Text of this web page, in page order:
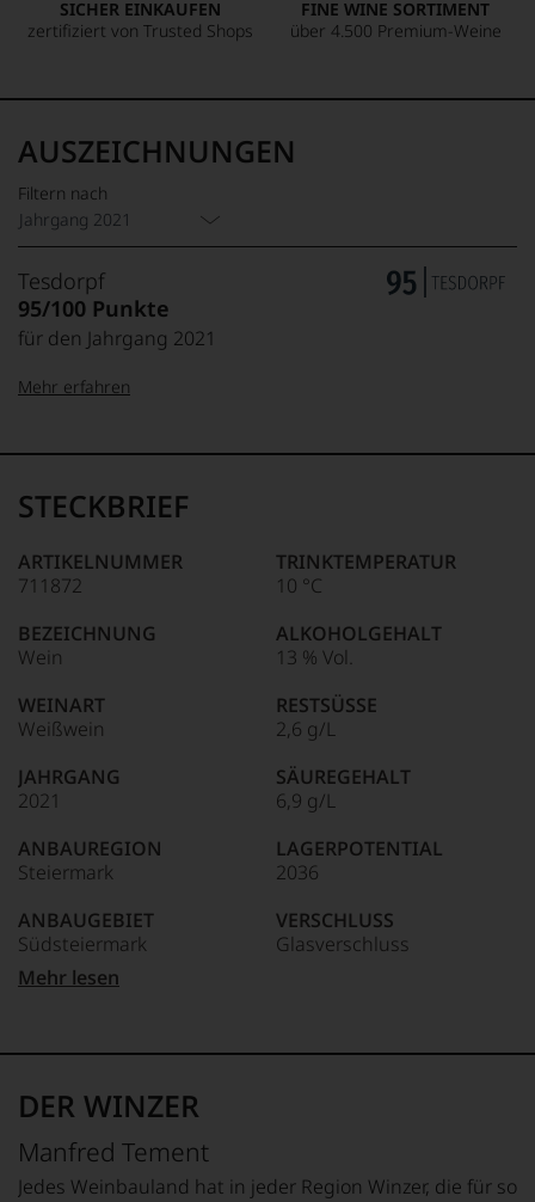
SICHER EINKAUFEN
zertifiziert von Trusted Shops
FINE WINE SORTIMENT
über 4.500 Premium-Weine
AUSZEICHNUNGEN
Filtern nach
Jahrgang 2021
Tesdorpf
95/100 Punkte
für den Jahrgang 2021
95–98 Punkte:
90–94 Punkte:
Unter 85 Punkte:
Name
Tesdorpf
für
»Fine
für
die
edlen
Weine
der
Welt,
kaum
ein
Das
dokumentieren
auch
und
gerade
mit
Medaillen
Weinjournalisten
Fachpublikationen
unseren
Mehr erfahren
STECKBRIEF
ARTIKELNUMMER
711872
BEZEICHNUNG
Wein
WEINART
Weißwein
JAHRGANG
2021
ANBAUREGION
Steiermark
ANBAUGEBIET
Südsteiermark
APPELLATION
QUALITÄTSSTUFE
100% Gelber Muskateller
TRINKTEMPERATUR
10 °C
ALKOHOLGEHALT
13 % Vol.
RESTSÜSSE
2,6 g/L
SÄUREGEHALT
6,9 g/L
LAGERPOTENTIAL
2036
VERSCHLUSS
Glasverschluss
HERSTELLER /
Mehr lesen
DER WINZER
Manfred Tement
Jedes Weinbauland hat in jeder Region Winzer, die für so